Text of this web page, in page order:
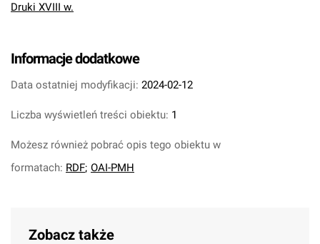
Druki XVIII w.
Informacje dodatkowe
Data ostatniej modyfikacji: 2024-02-12
Liczba wyświetleń treści obiektu: 1
Możesz również pobrać opis tego obiektu w
formatach: RDF; OAI-PMH
Zobacz także